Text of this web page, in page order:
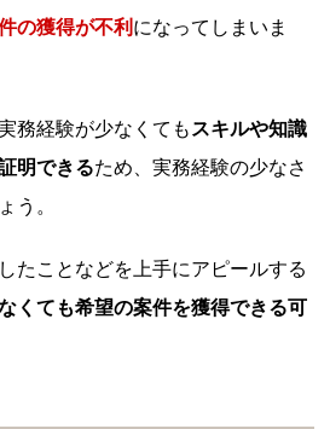
の獲得が不利 になってしまいま
務経験が少なくても スキルや知識
明できるため、実務経験の少なさ
う。
たことなどを上手にアピールする
くても希望の案件を獲得できる可